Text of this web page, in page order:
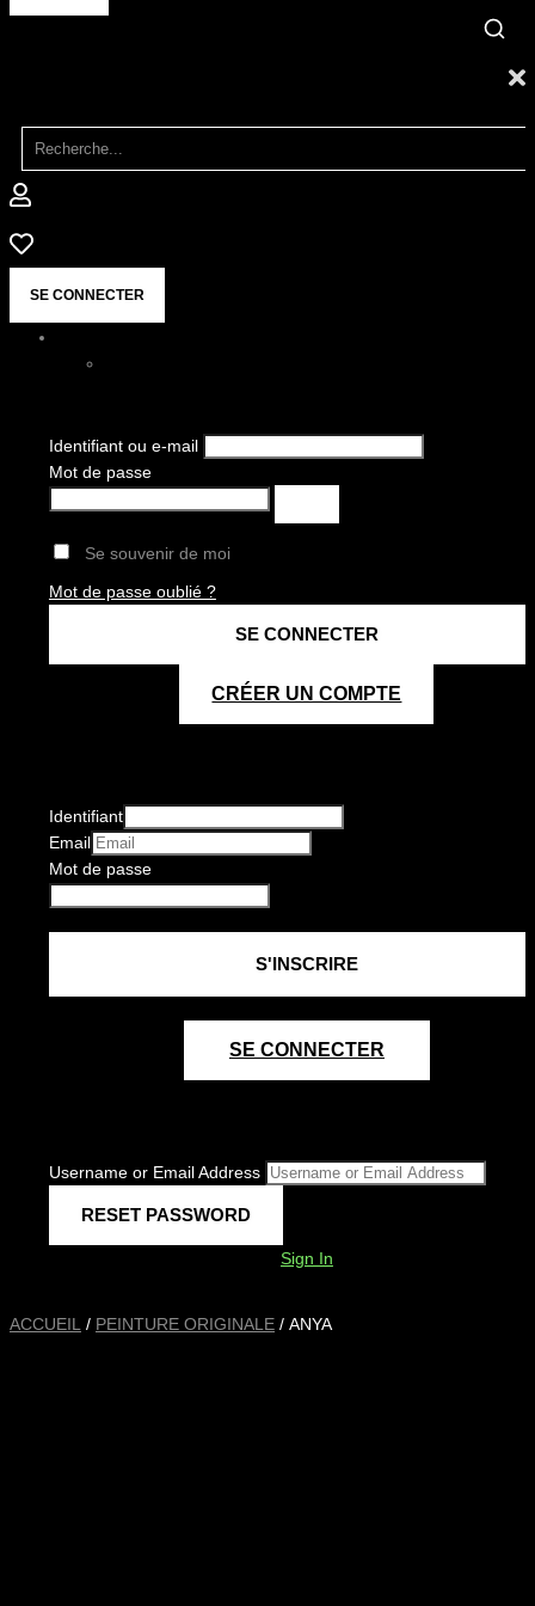
SE CONNECTER
Identifiant ou e-mail
Mot de passe
Se souvenir de moi
Mot de passe oublié ?
CRÉER UN COMPTE
Identifiant
Email
Mot de passe
SE CONNECTER
Username or Email Address
Sign In
ACCUEIL / PEINTURE ORIGINALE / ANYA